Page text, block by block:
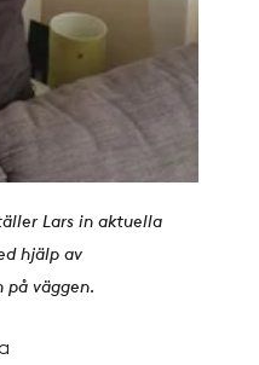
Lars in aktuella
hjälp av
på väggen.